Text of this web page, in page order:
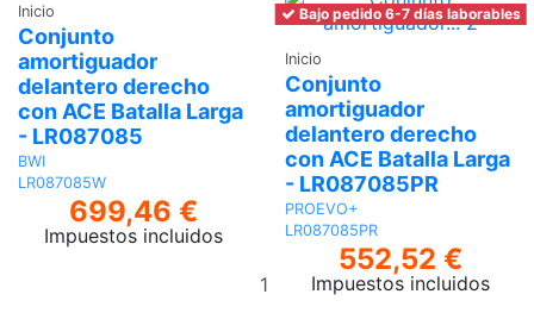
Inicio
Conjunto
amortiguador
delantero derecho
con ACE Batalla Larga
- LR087085
BWI
LR087085W
699,46 €
Impuestos incluidos
Añadir
al
Bajo pedido 6-7 días laborables
Inicio
Conjunto
amortiguador
delantero derecho
con ACE Batalla Larga
- LR087085PR
PROEVO+
LR087085PR
552,52 €
Impuestos incluidos